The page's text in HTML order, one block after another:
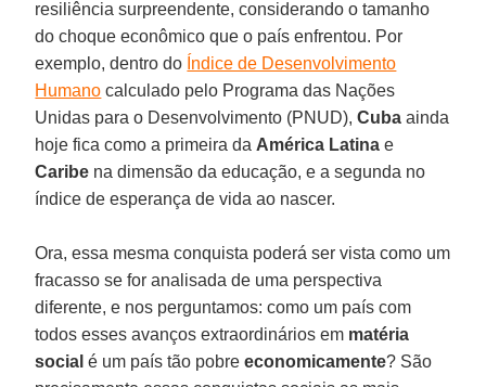
resiliência surpreendente, considerando o tamanho
do choque econômico que o país enfrentou. Por
exemplo, dentro do Índice de Desenvolvimento
Humano calculado pelo Programa das Nações
Unidas para o Desenvolvimento (PNUD),Cuba ainda
hoje fica como a primeira da América Latina e
Caribe na dimensão da educação, e a segunda no
índice de esperança de vida ao nascer.
Ora, essa mesma conquista poderá ser vista como um
fracasso se for analisada de uma perspectiva
diferente, e nos perguntamos: como um país com
todos esses avanços extraordinários em matéria
social é um país tão pobreeconomicamente? São